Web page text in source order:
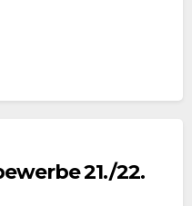
21./22.